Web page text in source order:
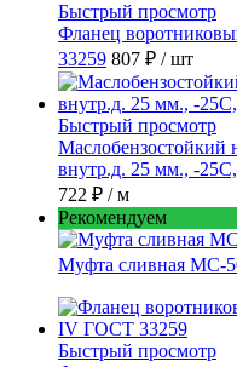
Быстрый просмотр
Фланец
33259 807 ₽ / шт
Быстрый просмотр
внутр.д. 25 мм., -
722 ₽ / м
Рекомендуем
Муфта сливная МС-
Быстрый просмотр